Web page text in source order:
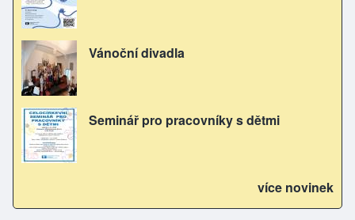
Vánoční divadla
Seminář pro pracovníky s dětmi
více novinek